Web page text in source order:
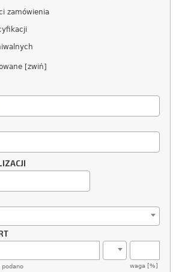
zamówienia
[zwiń]
waga [%]
podano